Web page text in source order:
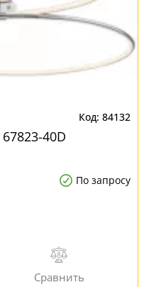
84132
40D
По запросу